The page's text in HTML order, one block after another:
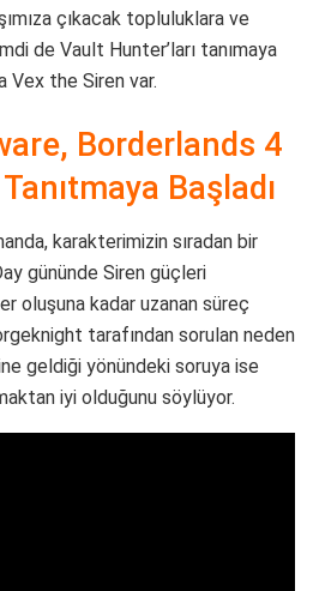
çıkacak topluluklara ve
de Vault Hunter’ları tanımaya
Vex the Siren var.
Borderlands 4
Başladı
karakterimizin sıradan bir
gününde Siren güçleri
oluşuna kadar uzanan süreç
tarafından sorulan neden
geldiği yönündeki soruya ise
iyi olduğunu söylüyor.